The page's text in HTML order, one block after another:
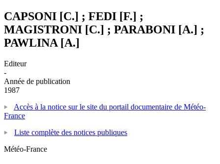
CAPSONI [C.] ; FEDI [F.] ;
MAGISTRONI [C.] ; PARABONI [A.] ;
PAWLINA [A.]
Editeur
-
Année de publication
1987
Accès à la notice sur le site du portail documentaire de Météo-
France
Liste complète des notices publiques
Météo-France